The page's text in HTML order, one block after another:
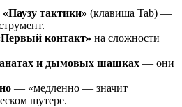
«Паузу тактики» (клавиша Tab) —
контакт» на сложности
и дымовых шашках — они
— «медленно — значит
шутере.